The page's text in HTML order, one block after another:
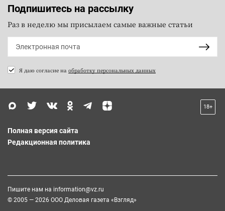
Подпишитесь на рассылку
Раз в неделю мы присылаем самые важные статьи
Я даю согласие на обработку персональных данных
18+
Полная версия сайта
Редакционная политика
Пишите нам на information@vz.ru
© 2005 — 2026 ООО Деловая газета «Взгляд»